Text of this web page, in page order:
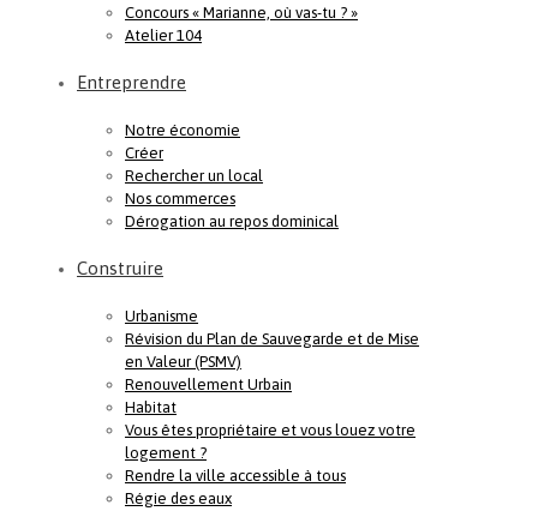
Concours « Marianne, où vas-tu ? »
Atelier 104
Entreprendre
Notre économie
Créer
Rechercher un local
Nos commerces
Dérogation au repos dominical
Construire
Urbanisme
Révision du Plan de Sauvegarde et de Mise
en Valeur (PSMV)
Renouvellement Urbain
Habitat
Vous êtes propriétaire et vous louez votre
logement ?
Rendre la ville accessible à tous
Régie des eaux